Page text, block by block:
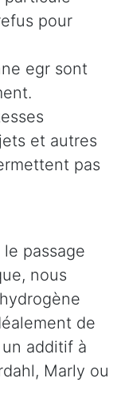
pour
egr sont
et autres
pas
passage
nous
de
additif à
Marly ou